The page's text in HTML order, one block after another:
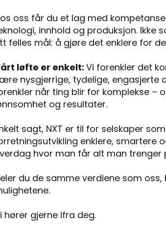
oss får du et lag med
innhold og produksjon.
felles mål: å gjøre det enklere for
løfte er enkelt: Vi forenkler det
nysgjerrige, tydelige, engasjerte
når ting blir for komplekse –
og resultater.
sagt, NXT er til for selskaper
enklere, smartere
hvor man får alt man trenger
du de samme verdiene som
hører gjerne ifra deg.